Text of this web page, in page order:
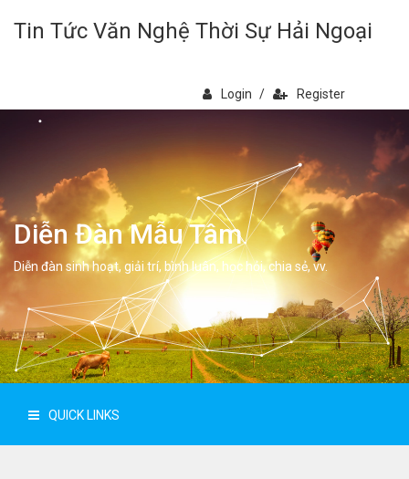
Tin Tức Văn Nghệ Thời Sự Hải Ngoại
Login / Register
Diễn Đàn Mẫu Tâm
Diễn đàn sinh hoạt, giải trí, bình luân, học hỏi, chia sẻ, vv.
QUICK LINKS